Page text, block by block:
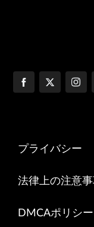
プライバシー
法律上の注意事
DMCAポリシー